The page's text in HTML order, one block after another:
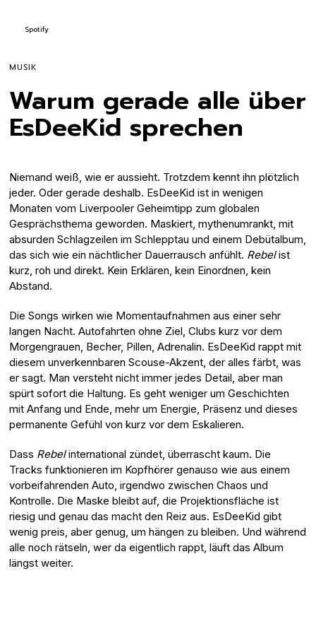
Spotify
MUSIK
Warum gerade alle über
EsDeeKid sprechen
Niemand weiß, wie er aussieht. Trotzdem kennt ihn plötzlich
jeder. Oder gerade deshalb. EsDeeKid ist in wenigen
Monaten vom Liverpooler Geheimtipp zum globalen
Gesprächsthema geworden. Maskiert, mythenumrankt, mit
absurden Schlagzeilen im Schlepptau und einem Debütalbum,
das sich wie ein nächtlicher Dauerrausch anfühlt. Rebelist
kurz, roh und direkt. Kein Erklären, kein Einordnen, kein
Abstand.
Die Songs wirken wie Momentaufnahmen aus einer sehr
langen Nacht. Autofahrten ohne Ziel, Clubs kurz vor dem
Morgengrauen, Becher, Pillen, Adrenalin. EsDeeKid rappt mit
diesem unverkennbaren Scouse-Akzent, der alles färbt, was
er sagt. Man versteht nicht immer jedes Detail, aber man
spürt sofort die Haltung. Es geht weniger um Geschichten
mit Anfang und Ende, mehr um Energie, Präsenz und dieses
permanente Gefühl von kurz vor dem Eskalieren.
Dass Rebelinternational zündet, überrascht kaum. Die
Tracks funktionieren im Kopfhörer genauso wie aus einem
vorbeifahrenden Auto, irgendwo zwischen Chaos und
Kontrolle. Die Maske bleibt auf, die Projektionsfläche ist
riesig und genau das macht den Reiz aus. EsDeeKid gibt
wenig preis, aber genug, um hängen zu bleiben. Und während
alle noch rätseln, wer da eigentlich rappt, läuft das Album
längst weiter.